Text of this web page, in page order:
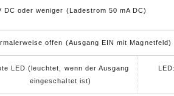
DC oder weniger (Ladestrom 50 mA DC)
offen (Ausgang EIN mit Magnetfeld)
LED (leuchtet, wenn der Ausgang
eingeschaltet ist)